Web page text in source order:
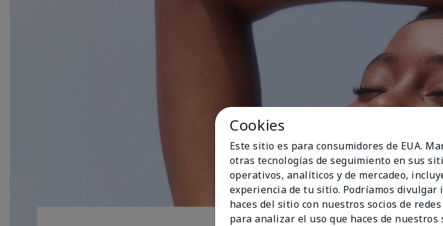
Cookies
Este sitio es para consumidores de EUA.
otras tecnologías de seguimiento en sus
operativos, analíticos y de mercadeo,
experiencia de tu sitio. Podríamos divulgar
haces del sitio con nuestros socios de
para analizar el uso que haces de